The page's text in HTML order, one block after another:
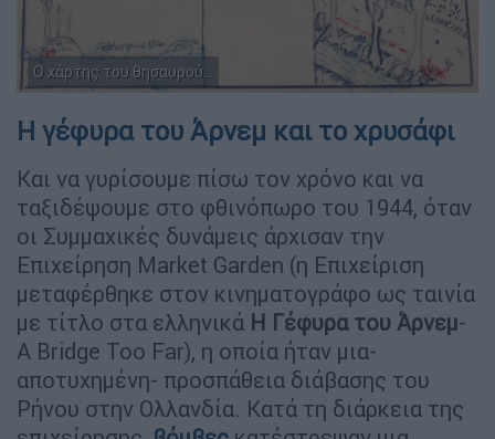
Ο χάρτης του θησαυρού...
Η γέφυρα του Άρνεμ και το χρυσάφι
Και να γυρίσουμε πίσω τον χρόνο και να
ταξιδέψουμε στο φθινόπωρο του 1944, όταν
οι Συμμαχικές δυνάμεις άρχισαν την
Επιχείρηση Market Garden (η Επιχείριση
μεταφέρθηκε στον κινηματογράφο ως ταινία
με τίτλο στα ελληνικά Η Γέφυρα του Άρνεμ-
A Bridge Too Far), η οποία ήταν μια-
αποτυχημένη- προσπάθεια διάβασης του
Ρήνου στην Ολλανδία. Κατά τη διάρκεια της